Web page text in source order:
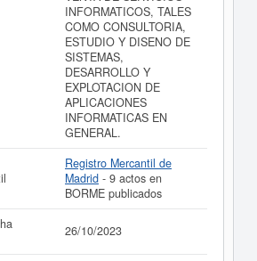
INFORMATICOS, TALES
COMO CONSULTORIA,
ESTUDIO Y DISENO DE
SISTEMAS,
DESARROLLO Y
EXPLOTACION DE
APLICACIONES
INFORMATICAS EN
GENERAL.
Registro Mercantil de
Madrid - 9 actos en
BORME publicados
26/10/2023